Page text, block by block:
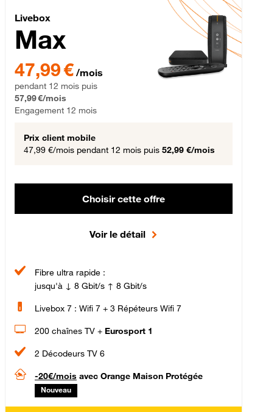
12 mois
Livebox Max Fibre
Livebox
Max
47,99 € par mois pendant 12 mois puis 57,99 € par mois,
47,99 € /mois
pendant 12 mois puis
57,99 €/mois
Engagement 12 mois
Prix client mobile
47,99 €/mois pendant 12 mois puis 52,99 €/mois
Choisir cette offre
Voir le détail
Fibre ultra rapide :
jusqu'à ↓ 8 Gbit/s ↑ 8 Gbit/s
Livebox 7 : Wifi 7 + 3 Répéteurs Wifi 7
200 chaînes TV + Eurosport 1
2 Décodeurs TV 6
-20€/mois avec Orange Maison Protégée
Nouveau